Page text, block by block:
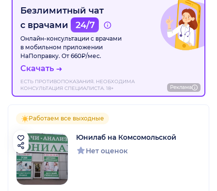
Безлимитный чат
с врачами
24/7
Онлайн-консультации с врачами
в мобильном приложении
НаПоправку. От 660₽/мес.
Скачать
ЕСТЬ ПРОТИВОПОКАЗАНИЯ. НЕОБХОДИМА
КОНСУЛЬТАЦИЯ СПЕЦИАЛИСТА. 18+
Реклама
Работаем все выходные
Юнилаб на Комсомольской
Нет оценок